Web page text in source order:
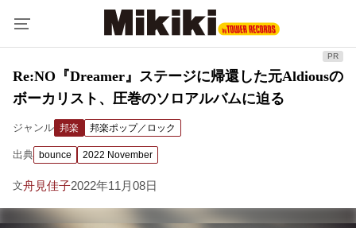
Re:NO『Dreamer』ステージに帰還した元Aldiousの
ボーカリスト、圧巻のソロアルバムに迫る
ジャンル 邦楽 邦楽ポップ／ロック
出典 bounce 2022 November
文舟見佳子2022年11月08日